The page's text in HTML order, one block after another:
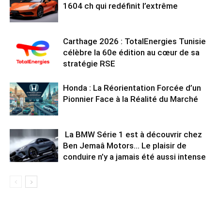
1604 ch qui redéfinit l’extrême
Carthage 2026 : TotalEnergies Tunisie
célèbre la 60e édition au cœur de sa
stratégie RSE
Honda : La Réorientation Forcée d’un
Pionnier Face à la Réalité du Marché
La BMW Série 1 est à découvrir chez
Ben Jemaâ Motors… Le plaisir de
conduire n’y a jamais été aussi intense